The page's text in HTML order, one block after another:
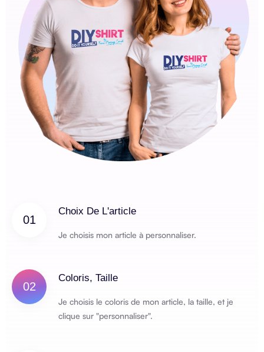
01
Choix De L'article
Je choisis mon article à personnaliser.
02
Coloris, Taille
Je choisis le coloris de mon article, la taille, et je
clique sur "personnaliser".